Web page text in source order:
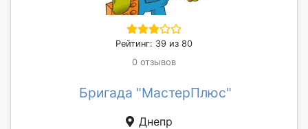
Рейтинг: 39 из 80
0 отзывов
Бригада "МастерПлюс"
Днепр